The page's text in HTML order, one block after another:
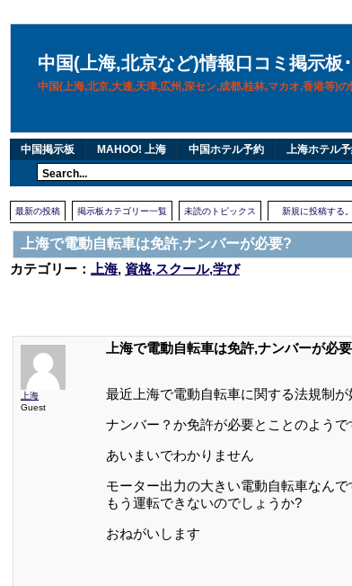
中国(上海,北京など)情報口コミ掲示板
中国(上海,北京,大連,天津,広州,深セン,成都,桂林,マカオ,香港等)
中国掲示板 MAHOO! 上海 中国ホテル予約 上海ホテル
最新の投稿 掲示板カテゴリー一覧 未読のトピックス 新規に投稿する。
上海で電動自転車は免許,ナンバーが必要?
カテゴリー：
上海, 資格,スクール,学び
上海
Guest
上海で電動自転車は免許,ナンバーが必
最近上海で電動自転車に関する法規制
ナンバー？か免許が必要とことのようで
あいまいでわかりません
モーター出力の大きい電動自転車なんで
もう運転できないのでしょうか?
おねがいします